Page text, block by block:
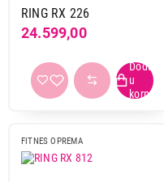
RING RX 226
24.599,00
FITNES OPREMA